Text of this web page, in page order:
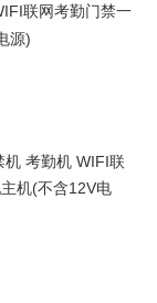
联网考勤门禁一
源)
考勤机 WIFI联
机(不含12V电